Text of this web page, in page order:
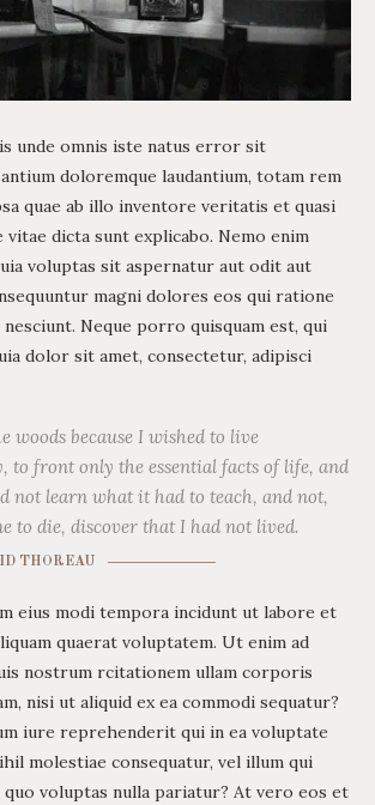
unde omnis iste natus error sit
doloremque laudantium, totam rem
quae ab illo inventore veritatis et quasi
dicta sunt explicabo. Nemo enim
voluptas sit aspernatur aut odit aut
magni dolores eos qui ratione
Neque porro quisquam est, qui
dolor sit amet, consectetur, adipisci
woods because I wished to live
to front only the essential facts of life, and
not learn what it had to teach, and not,
to die, discover that I had not lived.
THOREAU
eius modi tempora incidunt ut labore et
quaerat voluptatem. Ut enim ad
nostrum rcitationem ullam corporis
nisi ut aliquid ex ea commodi sequatur?
iure reprehenderit qui in ea voluptate
molestiae consequatur, vel illum qui
voluptas nulla pariatur? At vero eos et